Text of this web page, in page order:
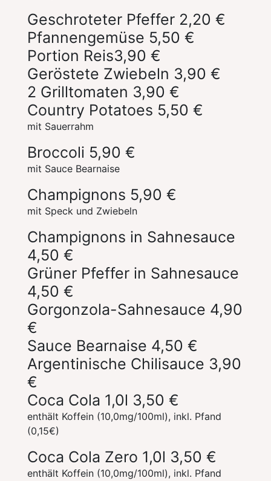
Geschroteter Pfeffer 2,20 €
Pfannengemüse 5,50 €
Portion Reis3,90 €
Geröstete Zwiebeln 3,90 €
2 Grilltomaten 3,90 €
Country Potatoes 5,50 €
mit Sauerrahm
Broccoli 5,90 €
mit Sauce Bearnaise
Champignons 5,90 €
mit Speck und Zwiebeln
Champignons in Sahnesauce
4,50 €
Grüner Pfeffer in Sahnesauce
4,50 €
Gorgonzola-Sahnesauce 4,90
€
Sauce Bearnaise 4,50 €
Argentinische Chilisauce 3,90
€
Coca Cola 1,0l 3,50 €
enthält Koffein (10,0mg/100ml), inkl. Pfand
(0,15€)
Coca Cola Zero 1,0l 3,50 €
enthält Koffein (10,0mg/100ml), inkl. Pfand